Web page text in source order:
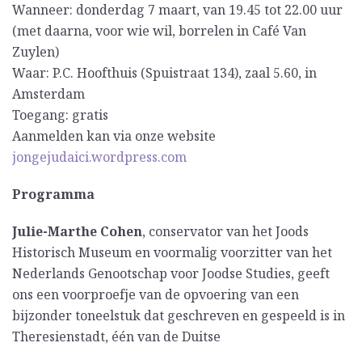
Wanneer: donderdag 7 maart, van 19.45 tot 22.00 uur
(met daarna, voor wie wil, borrelen in Café Van
Zuylen)
Waar: P.C. Hoofthuis (Spuistraat 134), zaal 5.60, in
Amsterdam
Toegang: gratis
Aanmelden kan via onze website
jongejudaici.wordpress.com
Programma
Julie-Marthe Cohen, conservator van het Joods
Historisch Museum en voormalig voorzitter van het
Nederlands Genootschap voor Joodse Studies, geeft
ons een voorproefje van de opvoering van een
bijzonder toneelstuk dat geschreven en gespeeld is in
Theresienstadt, één van de Duitse